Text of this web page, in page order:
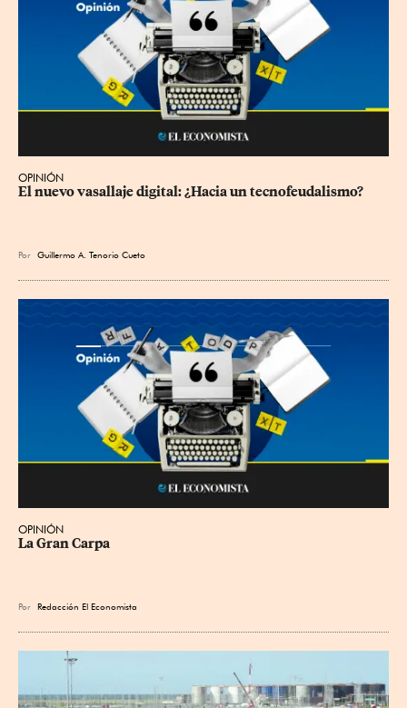
OPINIÓN
El nuevo vasallaje digital: ¿Hacia un tecnofeudalismo?
Por Guillermo A. Tenorio Cueto
OPINIÓN
La Gran Carpa
Por Redacción El Economista